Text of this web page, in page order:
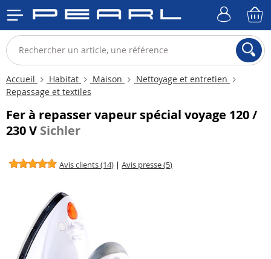
Accueil Habitat Maison
Nettoyage et entretien
Repassage et textiles
Fer à repasser vapeur spécial voyage 120 /
230 V Sichler
Avis clients (14) |Avis presse (5)